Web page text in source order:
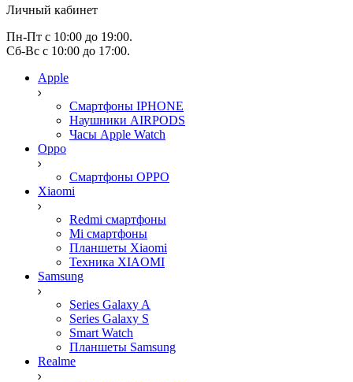
Личный кабинет
Пн-Пт с 10:00 до 19:00.
Сб-Вс с 10:00 до 17:00.
Apple
Смартфоны IPHONE
Наушники AIRPODS
Часы Apple Watch
Oppo
Смартфоны OPPO
Xiaomi
Redmi смартфоны
Mi смартфоны
Планшеты Xiaomi
Техника XIAOMI
Samsung
Series Galaxy A
Series Galaxy S
Smart Watch
Планшеты Samsung
Realme